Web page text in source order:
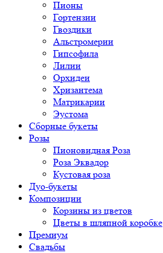
Пионы
Гортензии
Гвоздики
Альстромерии
Гипсофила
Лилии
Орхидеи
Хризантема
Матрикарии
Эустома
Сборные букеты
Розы
Пионовидная Роза
Роза Эквадор
Кустовая роза
Дуо-букеты
Композиции
Корзины из цветов
Цветы в шляпной коробке
Премиум
Свадьбы